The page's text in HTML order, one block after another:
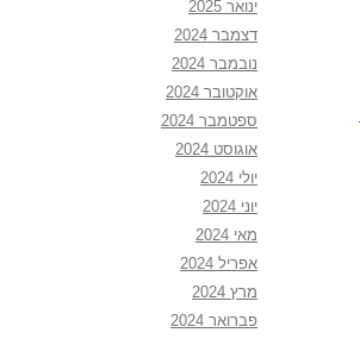
ינואר 2025
דצמבר 2024
נובמבר 2024
אוקטובר 2024
ספטמבר 2024
אוגוסט 2024
יולי 2024
יוני 2024
מאי 2024
אפריל 2024
מרץ 2024
פברואר 2024